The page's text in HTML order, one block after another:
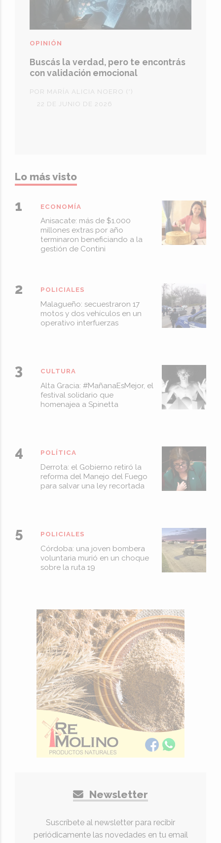
Buscás la verdad, pero te encontrás
con validación emocional
POR MARÍA ALICIA NOERO (*)
OPINIÓN
22 DE JUNIO DE 2026
Lo más visto
Anisacate: más de $1.000
millones extras por año
terminaron beneficiando a la
gestión de Contini
ECONOMÍA
Malagueño: secuestraron 17
motos y dos vehículos en un
operativo interfuerzas
POLICIALES
Alta Gracia: #MañanaEsMejor, el
festival solidario que
homenajea a Spinetta
CULTURA
Derrota: el Gobierno retiró la
reforma del Manejo del Fuego
para salvar una ley recortada
POLÍTICA
Córdoba: una joven bombera
voluntaria murió en un choque
sobre la ruta 19
POLICIALES
Newsletter
Suscríbete al newsletter para recibir
periódicamente las novedades en tu email